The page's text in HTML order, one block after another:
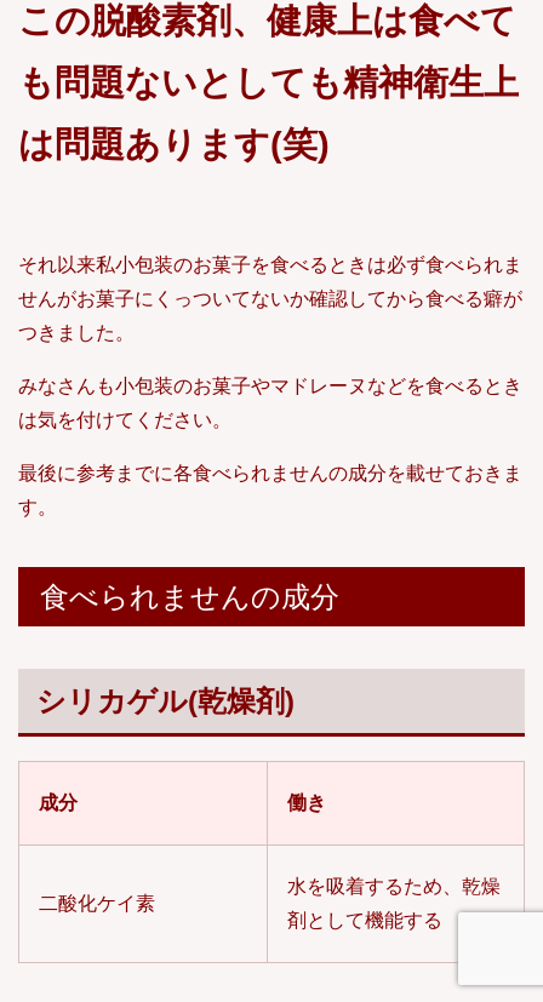
この脱酸素剤、健康上は食べて
も問題ないとしても精神衛生上
は問題あります(笑)
それ以来私小包装のお菓子を食べるときは必ず食べられま
せんがお菓子にくっついてないか確認してから食べる癖が
つきました。
みなさんも小包装のお菓子やマドレーヌなどを食べるとき
は気を付けてください。
最後に参考までに各食べられませんの成分を載せておきま
す。
食べられませんの成分
シリカゲル(乾燥剤)
成分 働き
二酸化ケイ素
水を吸着するため、乾燥
剤として機能する